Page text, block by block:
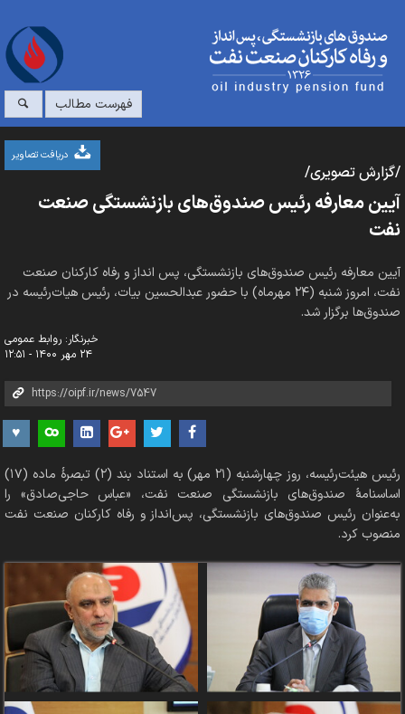
فهرست مطالب
دریافت تصاویر
/گزارش تصویری/
آیین معارفه رئیس صندوق‌های بازنشستگی صنعت
نفت
آیین معارفه رئیس صندوق‌های بازنشستگی، پس انداز و رفاه کارکنان صنعت
نفت، امروز شنبه (۲۴ مهرماه) با حضور عبدالحسین بیات، رئیس هیات‌رئیسه در
صندوق‌ها برگزار شد.
خبرنگار: روابط عمومی
۲۴ مهر ۱۴۰۰ - ۱۲:۵۱
رئیس هیئت‌رئیسه، روز چهارشنبه (۲۱ مهر) به استناد بند (۲) تبصرۀ ماده (۱۷)
اساسنامۀ صندوق‌های بازنشستگی صنعت نفت، «عباس حاجی‌صادق» را
به‌عنوان رئیس صندوق‌های بازنشستگی، پس‌انداز و رفاه کارکنان صنعت نفت
منصوب کرد.